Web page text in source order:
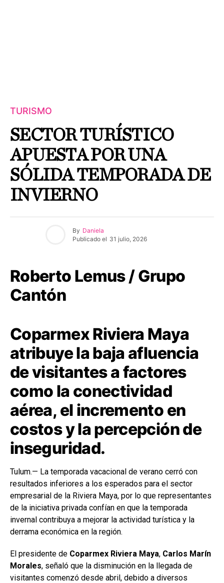
TURISMO
SECTOR TURÍSTICO
APUESTA POR UNA
SÓLIDA TEMPORADA DE
INVIERNO
By Daniela
Publicado el 31 julio, 2026
Roberto Lemus / Grupo
Cantón
Coparmex Riviera Maya
atribuye la baja afluencia
de visitantes a factores
como la conectividad
aérea, el incremento en
costos y la percepción de
inseguridad.
Tulum.— La temporada vacacional de verano cerró con
resultados inferiores a los esperados para el sector
empresarial de la Riviera Maya, por lo que representantes
de la iniciativa privada confían en que la temporada
invernal contribuya a mejorar la actividad turística y la
derrama económica en la región.
El presidente de Coparmex Riviera Maya, Carlos Marín
Morales, señaló que la disminución en la llegada de
visitantes comenzó desde abril, debido a diversos